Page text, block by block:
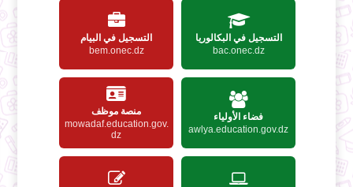
التسجيل في البكالوريا
bac.onec.dz
التسجيل في البيام
bem.onec.dz
فضاء الأولياء
awlya.education.gov.dz
منصة موظف
mowadaf.education.gov.
dz